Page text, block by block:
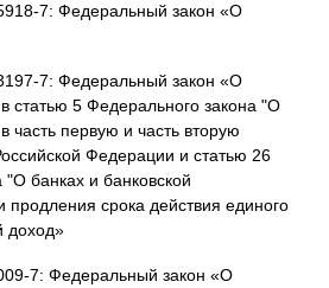
7: Федеральный закон «О
7: Федеральный закон «О
статью 5 Федерального закона "О
часть первую и часть вторую
Федерации и статью 26
банках и банковской
продления срока действия единого
доход»
7: Федеральный закон «О